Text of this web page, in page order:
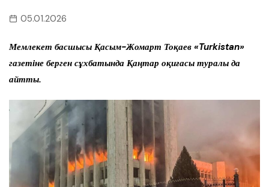
05.01.2026
Мемлекет басшысы Қасым-Жомарт Тоқаев «Turkistan»
газетіне берген сұхбатында Қаңтар оқиғасы туралы да
айтты.